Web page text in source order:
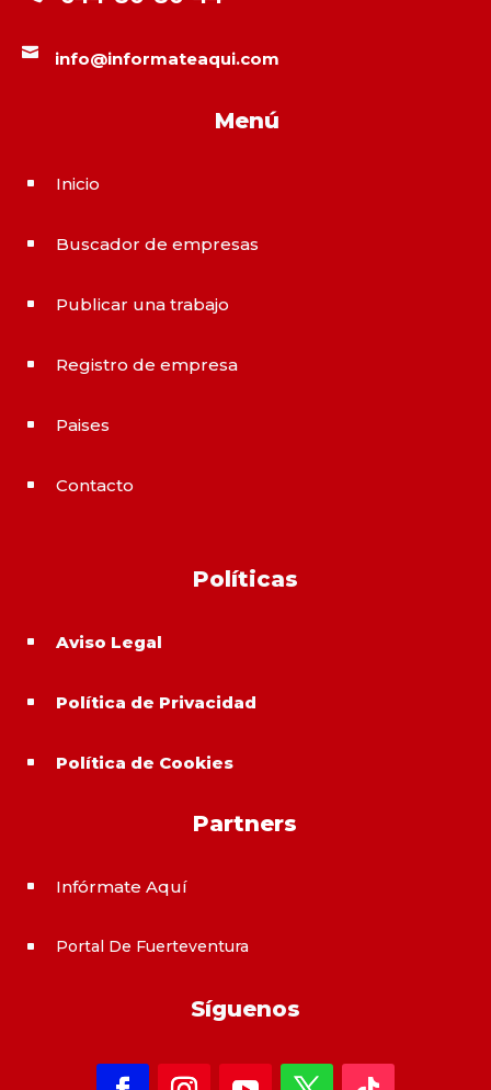
 info@informateaqui.com
Menú
^ Inicio
^ Buscador de empresas
^ Publicar una trabajo
^ Registro de empresa
^ Paises
^ Contacto
Políticas
^ Aviso Legal
^ Política de Privacidad
^ Política de Cookies
Partners
^ Infórmate Aquí
^ Portal De Fuerteventura
Síguenos